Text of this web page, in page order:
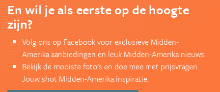
En wil je als eerste op de hoogte
zijn?
Volg ons op Facebook voor exclusieve Midden-
Amerika aanbiedingen en leuk Midden-Amerika nieuws.
Bekijk de mooiste foto's en doe mee met prijsvragen.
Jouw shot Midden-Amerika inspiratie.